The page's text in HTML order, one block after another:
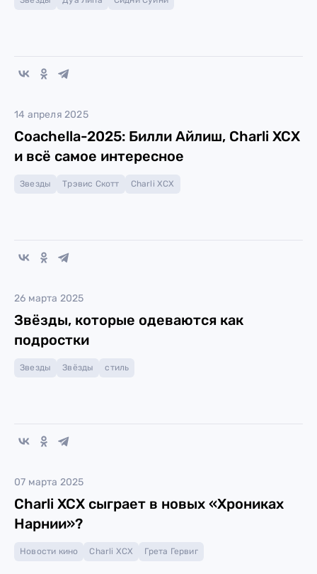
14 апреля 2025
Coachella-2025: Билли Айлиш, Charli XCX
и всё самое интересное
Звезды Трэвис Скотт Charli XCX
26 марта 2025
Звёзды, которые одеваются как
подростки
Звезды Звёзды стиль
07 марта 2025
Charli XCX сыграет в новых «Хрониках
Нарнии»?
Новости кино Charli XCX Грета Гервиг